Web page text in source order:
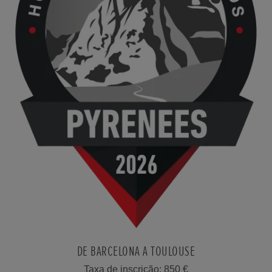
DE BARCELONA A TOULOUSE
Taxa de inscrição: 850 €